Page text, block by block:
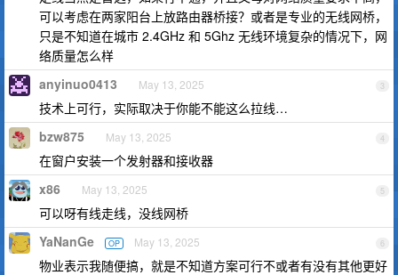
可以考虑在两家阳台上放路由器桥接？或者是专业的无线网桥，
只是不知道在城市 2.4GHz 和 5Ghz 无线环境复杂的情况下，网
络质量怎么样
3
anyinuo0413 May 13, 2025
技术上可行，实际取决于你能不能这么拉线…
4
bzw875 May 13, 2025
在窗户安装一个发射器和接收器
5
x86 May 13, 2025
可以呀有线走线，没线网桥
6
YaNanGe OP May 13, 2025
物业表示我随便搞，就是不知道方案可行不或者有没有其他更好